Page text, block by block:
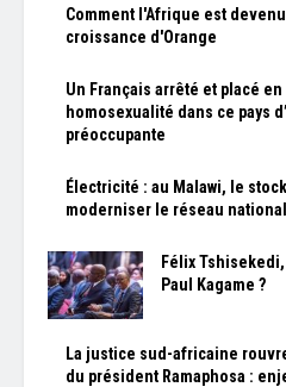
Comment l'Afrique est
croissance d'Orange
Un Français arrêté et placé
homosexualité dans ce pays
préoccupante
Électricité : au Malawi, le
moderniser le réseau national
Félix
Paul Kagame ?
La justice sud-africaine
du président Ramaphosa :